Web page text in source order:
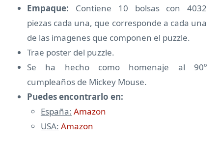
Empaque: Contiene 10 bolsas con 4032
piezas cada una, que corresponde a cada una
de las imagenes que componen el puzzle.
Trae poster del puzzle.
Se ha hecho como homenaje al 90º
cumpleaños de Mickey Mouse.
Puedes encontrarlo en:
España: Amazon
USA: Amazon